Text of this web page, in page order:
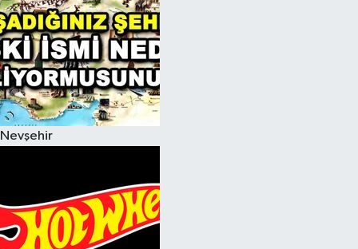
Nevşehir